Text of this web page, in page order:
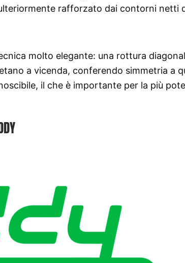
rafforzato dai contorni netti
molto elegante: una rottura
a vicenda, conferendo simmetria a
il che è importante per la più